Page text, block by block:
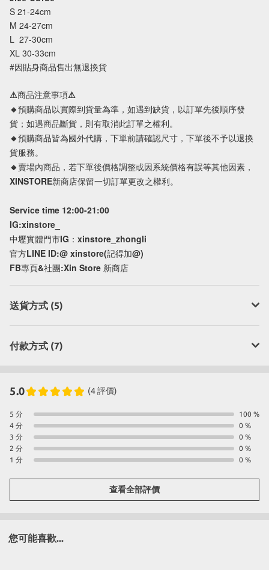
S 21-24cm
M 24-27cm
L 27-30cm
XL 30-33cm
#因貼身商品售出無退換貨
⚠商品注意事項⚠
🔸預購商品以實際到貨量為準，如遇到缺貨，以訂單先後順序發
貨；如遇商品斷貨，則有取消此訂單之權利。
🔸預購商品皆為國外代購，下單前請確認尺寸，下單後不予以退換
貨服務。
🔸賣場內商品，若下單後價格調整或因系統價格有誤等其他因素，
XINSTORE新商店保留一切訂單更改之權利。
Service time 12:00-21:00
IG:xinstore_
中壢實體門市IG：xinstore_zhongli
官方LINE ID:@ xinstore(記得加@)
FB專頁&社團:Xin Store 新商店
送貨方式 (5)
付款方式 (7)
5.0 (4 評價)
5 分
100 %
4 分
0 %
3 分
0 %
2 分
0 %
1 分
0 %
查看全部評價
您可能喜歡...